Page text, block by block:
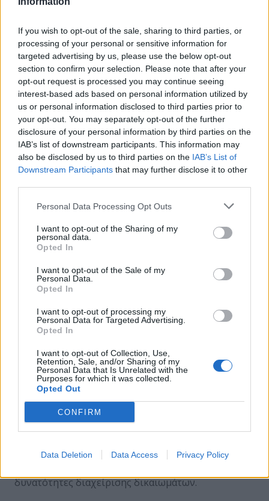
If you wish to opt-out of the sale, sharing to third parties, or
processing of your personal or sensitive information for
targeted advertising by us, please use the below opt-out
section to confirm your selection. Please note that after your
opt-out request is processed you may continue seeing
interest-based ads based on personal information utilized by
us or personal information disclosed to third parties prior to
your opt-out. You may separately opt-out of the further
disclosure of your personal information by third parties on the
IAB’s list of downstream participants. This information may
also be disclosed by us to third parties on the IAB’s List of
Downstream Participants that may further disclose it to other
Personal Data Processing Opt Outs
I want to opt-out of the Sharing of my
personal data.
Opted In
I want to opt-out of the Sale of my
Personal Data.
Opted In
I want to opt-out of processing my
Personal Data for Targeted Advertising.
Opted In
I want to opt-out of Collection, Use,
Retention, Sale, and/or Sharing of my
Personal Data that Is Unrelated with the
Purposes for which it was collected.
Opted Out
CONFIRM
Data Deletion Data Access Privacy Policy
να έχετε ορατότητα εντός του cloud, ρίχνοντας φως
γωνιές του δικτύου σας. Το Cloud Application
Visibility μετατρέπει το XG Firewall σε συσκευή Cloud
Access Security Broker (CASB).
Βρισκόμενη μεταξύ των χρηστών σας και του cloud,
μία συσκευή CASB παρακολουθεί την όποια
δραστηριότητα των χρηστών και επιβάλει
πολιτικές ασφαλείας, αναγνωρίζοντας και
προστατεύοντας τα δεδομένα που βρίσκονται σε
κίνδυνο. Ουσιαστικά, απαγορεύει συμπεριφορές
shadow IT στο σύννεφο, σας ειδοποιεί για μη
επιθυμητές ή μη εξουσιοδοτημένες συμπεριφορές
και σας παρέχει τα εργαλεία ελέγχου εφαρμογών
(QoS) που χρειάζεστε για να διαχειριστείτε τα πάντα
εύκολα και απλά.
στο σύννεφο (cloud) με το να προσφέρει:
υπηρεσίες cloud που χρησιμοποιούνται για την
αποθήκευση δεδομένων
Συμμόρφωση– εξασφαλίζεται ότι τα δεδομένα στο
σύννεφο ικανοποιούν τις προϋποθέσεις
κατοίκησης (residency) και συμμόρφωσης.
Ασφάλεια Δεδομένων– συμπεριλαμβάνοντας
δυνατότητες διαχείρισης δικαιωμάτων.